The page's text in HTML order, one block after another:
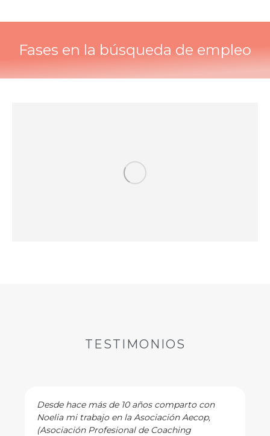
Fases en la búsqueda de empleo
TESTIMONIOS
Desde hace más de 10 años comparto con
Noelia mi trabajo en la Asociación Aecop,
(Asociación Profesional de Coaching